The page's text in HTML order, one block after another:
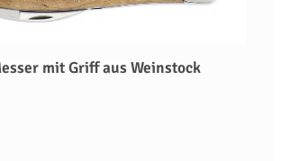
mit Griff aus Weinstock